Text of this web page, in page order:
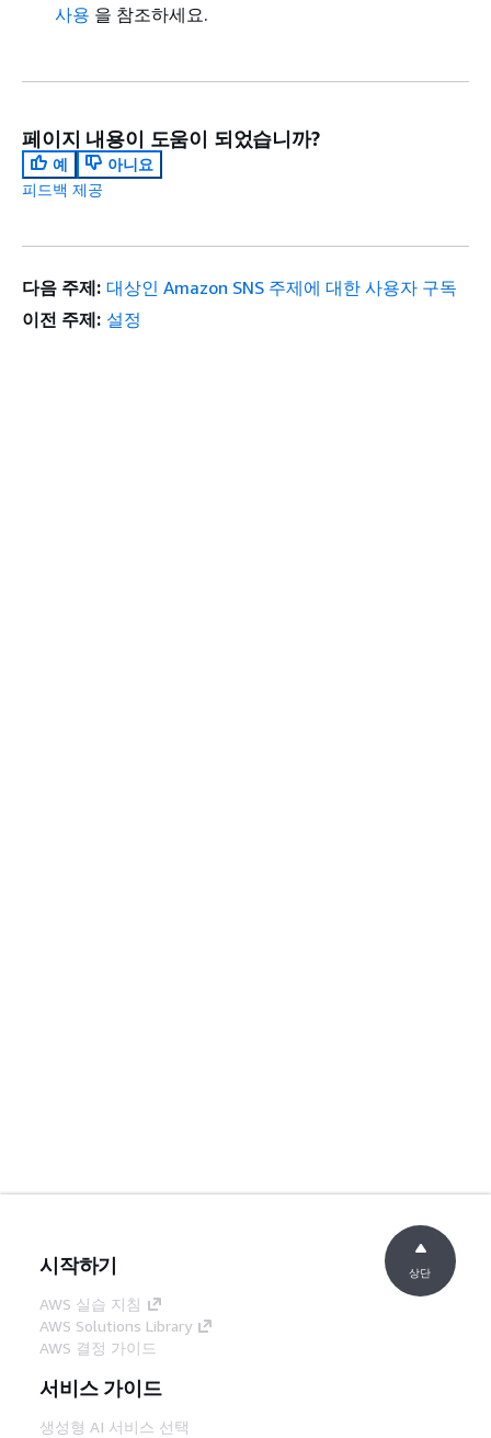
사용 을 참조하세요.
페이지 내용이 도움이 되었습니까?
예
아니요
피드백 제공
다음 주제: 대상인 Amazon SNS 주제에 대한 사용자 구독
이전 주제: 설정
시작하기
AWS 실습 지침
AWS Solutions Library
AWS 결정 가이드
서비스 가이드
생성형 AI 서비스 선택
상단